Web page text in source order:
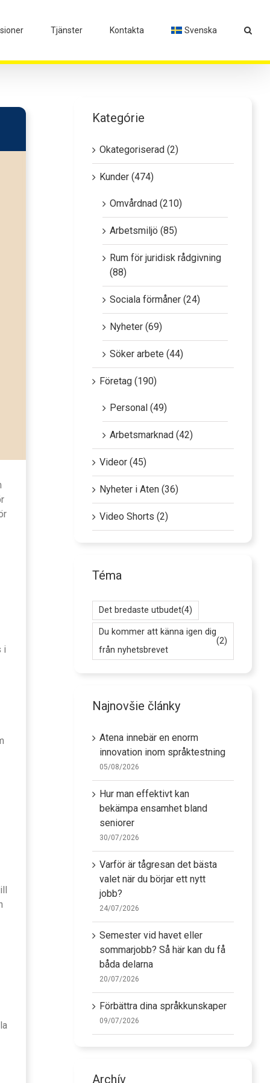
Tjänster Kontakta Svenska
i
Kategórie
Okategoriserad (2)
Kunder (474)
Omvårdnad (210)
Arbetsmiljö (85)
Rum för juridisk rådgivning
(88)
Sociala förmåner (24)
Nyheter (69)
Söker arbete (44)
Företag (190)
Personal (49)
Arbetsmarknad (42)
Videor (45)
Nyheter i Aten (36)
Video Shorts (2)
Téma
Det bredaste utbudet(4)
Du kommer att känna igen dig
från nyhetsbrevet
(2)
Najnovšie články
Atena innebär en enorm
innovation inom språktestning
05/08/2026
Hur man effektivt kan
bekämpa ensamhet bland
seniorer
30/07/2026
Varför är tågresan det bästa
valet när du börjar ett nytt
jobb?
24/07/2026
Semester vid havet eller
sommarjobb? Så här kan du få
båda delarna
20/07/2026
Förbättra dina språkkunskaper
09/07/2026
Archív